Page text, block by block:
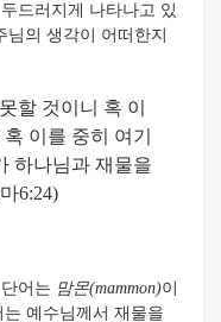
드러지게 나타나고 있
의 생각이 어떠한지
할 것이니 혹 이
이를 중히 여기
하나님과 재물을
6:24)
어는 맘몬(mammon)이
예수님께서 재물을